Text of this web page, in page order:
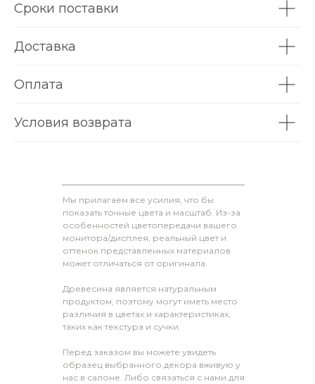
Сроки поставки
Доставка
Оплата
Условия возврата
Мы прилагаем все усилия, что бы
показать точные цвета и масштаб. Из-за
особенностей цветопередачи вашего
монитора/дисплея, реальный цвет и
оттенок представленных материалов
может отличаться от оригинала.
Древесина является натуральным
продуктом, поэтому могут иметь место
различия в цветах и характеристиках,
таких как текстура и сучки.
Перед заказом вы можете увидеть
образец выбранного декора вживую у
нас в салоне. Либо связаться с нами для